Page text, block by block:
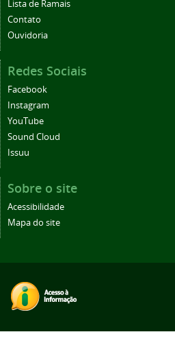
Lista de Ramais
Contato
Ouvidoria
Redes Sociais
Facebook
Instagram
YouTube
Sound Cloud
Issuu
Sobre o site
Acessibilidade
Mapa do site